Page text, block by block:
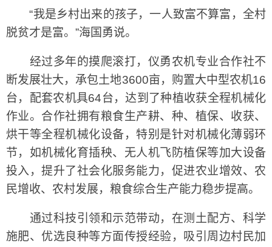
“我是乡村出来的孩子，一人致富不算富，全村
脱贫才是富。”海国勇说。
经过多年的摸爬滚打，仪勇农机专业合作社不
断发展壮大，承包土地3600亩，购置大中型农机16
台，配套农机具64台，达到了种植收获全程机械化
作业。合作社拥有粮食生产耕、种、植保、收获、
烘干等全程机械化设备，特别是针对机械化薄弱环
节，如机械化育插秧、无人机飞防植保等加大设备
投入，提升了社会化服务能力，促进农业增效、农
民增收、农村发展，粮食综合生产能力稳步提高。
通过科技引领和示范带动，在测土配方、科学
施肥、优选良种等方面传授经验，吸引周边村民加